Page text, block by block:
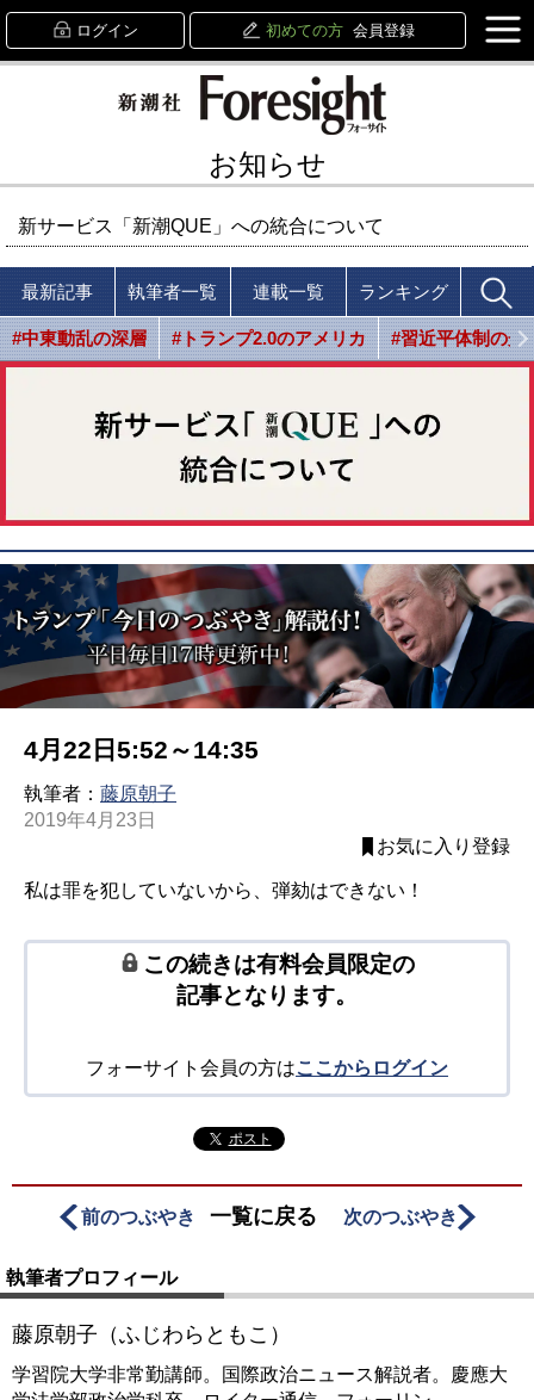
ログイン 初めての方 会員登録
お知らせ
新サービス「新潮QUE」への統合について
最新記事 執筆者一覧 連載一覧 ランキング
#中東動乱の深層 #トランプ2.0のアメリカ #習近平体制の光
4月22日5:52～14:35
執筆者： 藤原朝子
2019年4月23日
お気に入り登録
私は罪を犯していないから、弾劾はできない！
この続きは有料会員限定の
記事となります。
フォーサイト会員の方はここからログイン
ポスト
前のつぶやき 一覧に戻る 次のつぶやき
執筆者プロフィール
藤原朝子（ふじわらともこ）
学習院大学非常勤講師。国際政治ニュース解説者。慶應大